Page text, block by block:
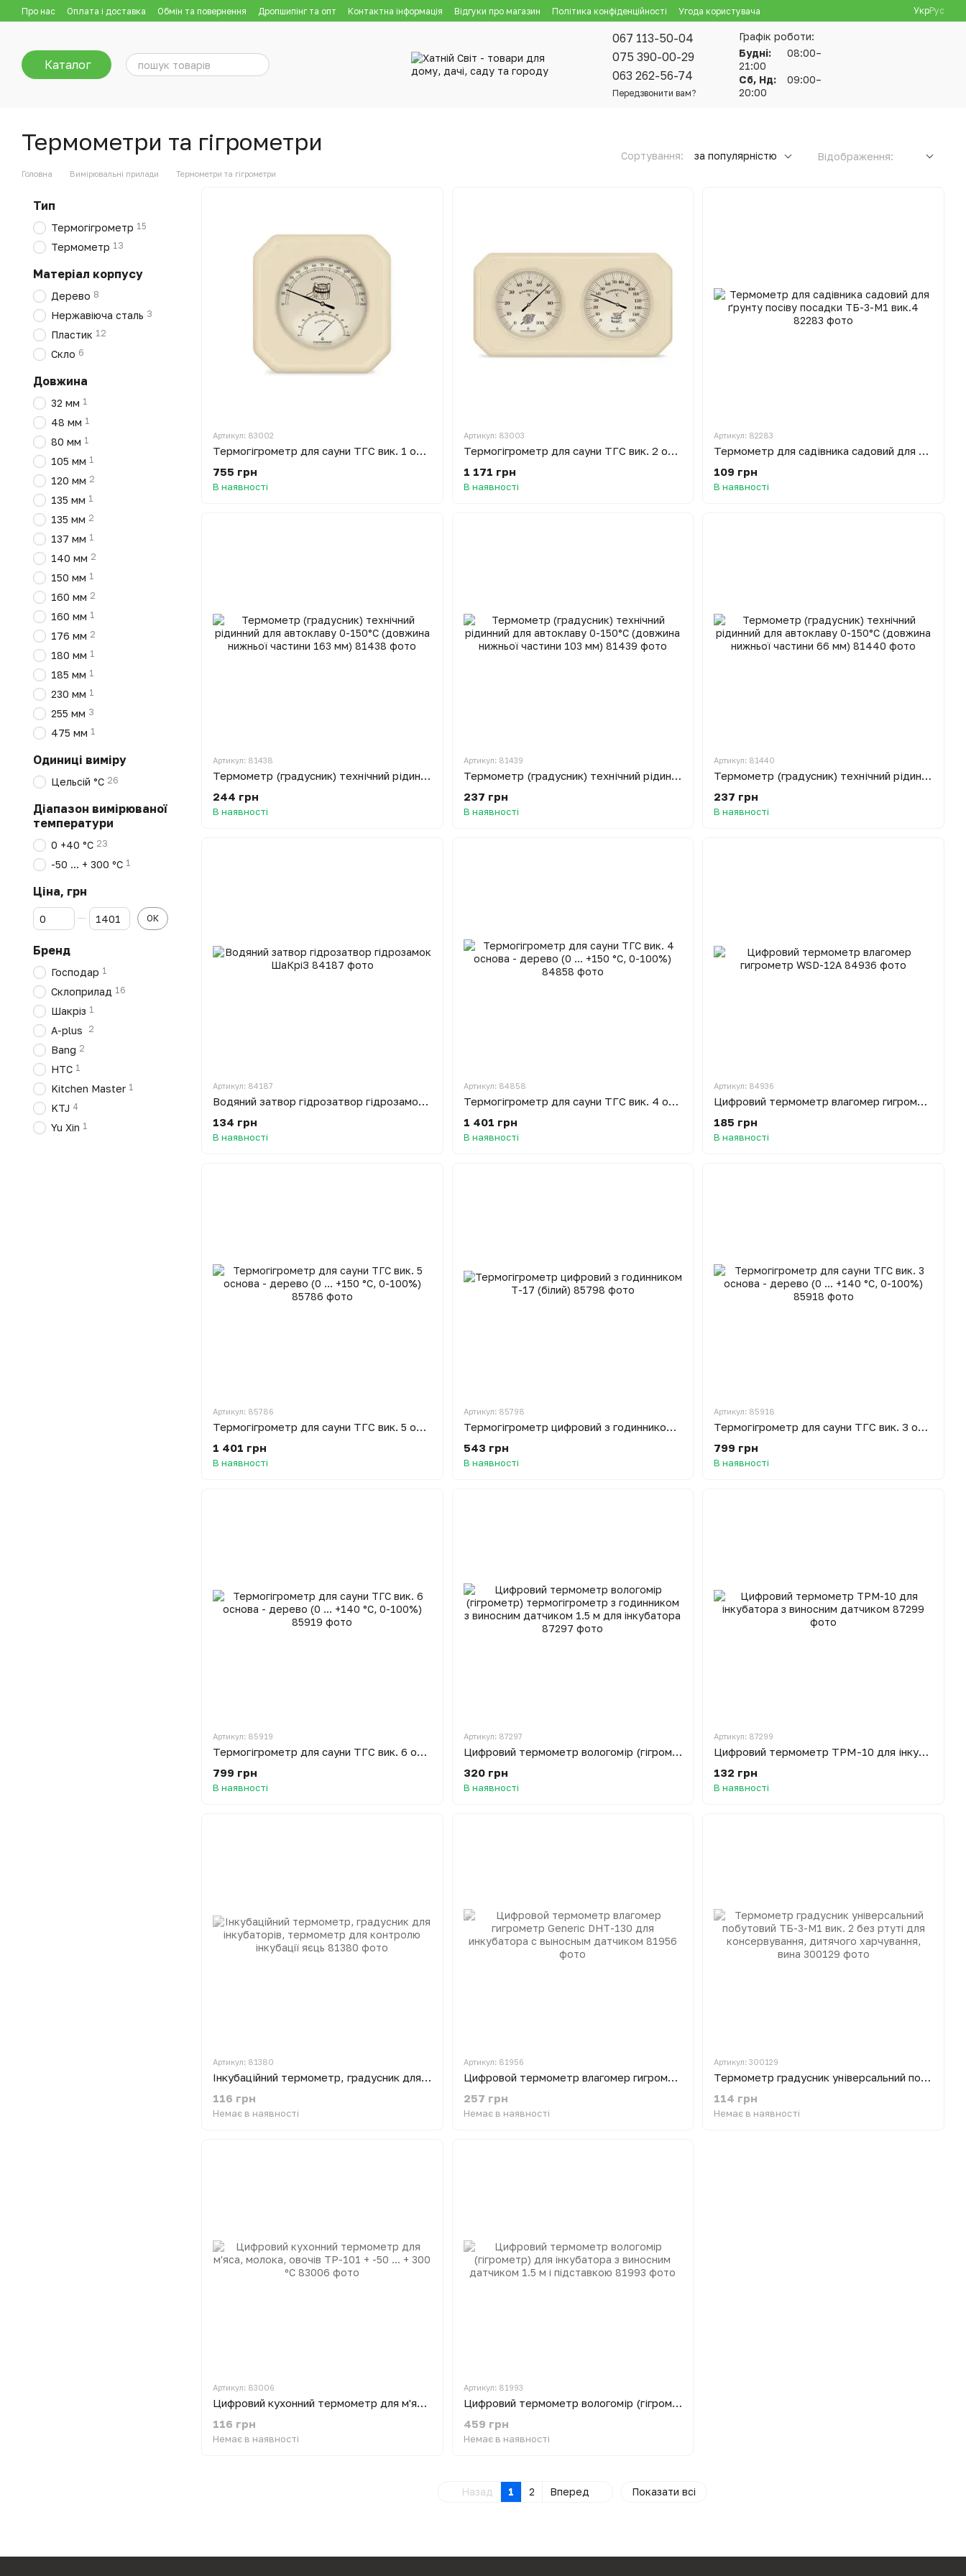
Перейти до основного контенту
Про нас Оплата і доставка Обмін та повернення Дропшипінг та опт Контактна інформація Відгуки про магазин Політика конфіденційності Угода користувача УкрРус
Каталог
067 113-50-04
075 390-00-29
063 262-56-74
Передзвонити вам?
Графік роботи:
Будні:
08:00–
21:00
Сб, Нд:
09:00–
20:00
Термометри та гігрометри
Головна Вимірювальні прилади Термометри та гігрометри
Сортування: за популярністю Відображення:
Артикул: 83002
Термогігрометр для сауни ТГС вик. 1 основа - дерево (0 ... + 140 °С, 0-100%)
755 грн
В наявності
Артикул: 83003
Термогігрометр для сауни ТГС вик. 2 основа - дерево (0 ... +150 °С, 0-100%)
1 171 грн
В наявності
Артикул: 82283
Термометр для садівника садовий для ґрунту посіву посадки ТБ-3-М1 вик.4
109 грн
В наявності
Артикул: 81438
Термометр (градусник) технічний рідинний для автоклаву 0-150°C (довжина нижньої частини 163 мм)
244 грн
В наявності
Артикул: 81439
Термометр (градусник) технічний рідинний для автоклаву 0-150°C (довжина нижньої частини 103 мм)
237 грн
В наявності
Артикул: 81440
Термометр (градусник) технічний рідинний для автоклаву 0-150°C (довжина нижньої частини 66 мм)
237 грн
В наявності
Артикул: 84187
Водяний затвор гідрозатвор гідрозамок ШаКріЗ
134 грн
В наявності
Артикул: 84858
Термогігрометр для сауни ТГС вик. 4 основа - дерево (0 ... +150 °С, 0-100%)
1 401 грн
В наявності
Артикул: 84936
Цифровий термометр влагомер гигрометр WSD-12A
185 грн
В наявності
Артикул: 85786
Термогігрометр для сауни ТГС вик. 5 основа - дерево (0 ... +150 °С, 0-100%)
1 401 грн
В наявності
Артикул: 85798
Термогігрометр цифровий з годинником T-17 (білий)
543 грн
В наявності
Артикул: 85918
Термогігрометр для сауни ТГС вик. 3 основа - дерево (0 ... +140 °С, 0-100%)
799 грн
В наявності
Артикул: 85919
Термогігрометр для сауни ТГС вик. 6 основа - дерево (0 ... +140 °С, 0-100%)
799 грн
В наявності
Артикул: 87297
Цифровий термометр вологомір (гігрометр) термогігрометр з годинником з виносним датчиком 1.5 м для інкубатора
320 грн
В наявності
Артикул: 87299
Цифровий термометр TPM-10 для інкубатора з виносним датчиком
132 грн
В наявності
Артикул: 81380
Інкубаційний термометр, градусник для інкубаторів, термометр для контролю інкубації яєць
116 грн
Немає в наявності
Артикул: 81956
Цифровой термометр влагомер гигрометр Generic DHT-130 для инкубатора с выносным датчиком
257 грн
Немає в наявності
Артикул: 300129
Термометр градусник універсальний побутовий ТБ-3-М1 вик. 2 без ртуті для консервування, дитячого харчування, вина
114 грн
Немає в наявності
Артикул: 83006
116 грн
Немає в наявності
Артикул: 81993
459 грн
Немає в наявності
Назад 1 2 Вперед Показати всі
Тип
Термогігрометр 15
Термометр 13
Матеріал корпусу
Дерево 8
Нержавіюча сталь 3
Пластик 12
Скло 6
Довжина
32 мм 1
48 мм 1
80 мм 1
105 мм 1
120 мм 2
135 мм 1
135 мм 2
137 мм 1
140 мм 2
150 мм 1
160 мм 2
160 мм 1
176 мм 2
180 мм 1
185 мм 1
230 мм 1
255 мм 3
475 мм 1
Одиниці виміру
Цельсій °C 26
Діапазон вимірюваної
температури
0 +40 °С 23
-50 ... + 300 ºC 1
Ціна, грн
Від Ціна, грн
До Ціна, грн ОК
Бренд
Господар 1
Склоприлад 16
Шакріз 1
A-plus 2
Bang 2
HTC 1
Kitchen Master 1
KTJ 4
Yu Xin 1